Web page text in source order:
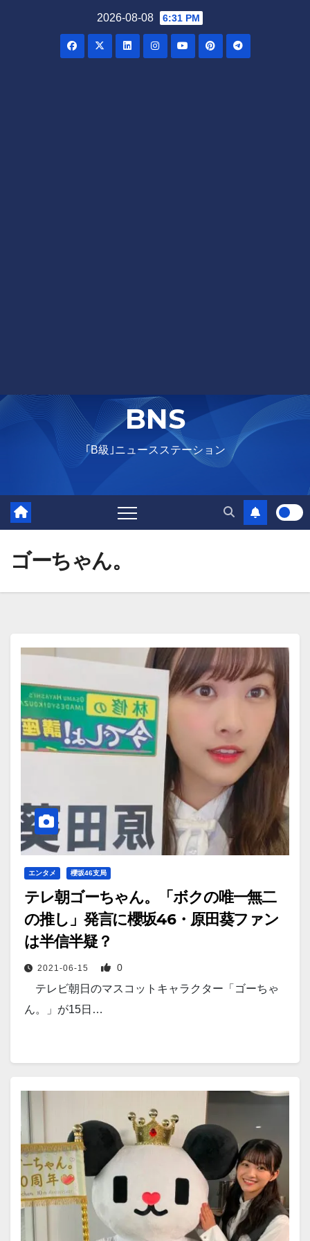
2026-08-08 6:31 PM
BNS
｢B級｣ニュースステーション
ゴーちゃん。
エンタメ 櫻坂46支局
テレ朝ゴーちゃん。「ボクの唯一無二
の推し」発言に櫻坂46・原田葵ファン
は半信半疑？
2021-06-15 0
テレビ朝日のマスコットキャラクター「ゴーちゃ
ん。」が15日…